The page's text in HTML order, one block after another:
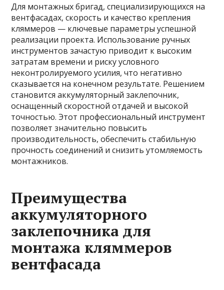
Для монтажных бригад, специализирующихся на
вентфасадах, скорость и качество крепления
кляммеров — ключевые параметры успешной
реализации проекта. Использование ручных
инструментов зачастую приводит к высоким
затратам времени и риску условного
неконтролируемого усилия, что негативно
сказывается на конечном результате. Решением
становится аккумуляторный заклепочник,
оснащенный скоростной отдачей и высокой
точностью. Этот профессиональный инструмент
позволяет значительно повысить
производительность, обеспечить стабильную
прочность соединений и снизить утомляемость
монтажников.
Преимущества
аккумуляторного
заклепочника для
монтажа кляммеров
вентфасада